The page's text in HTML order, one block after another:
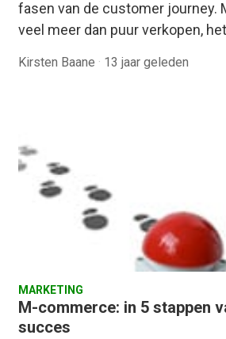
fasen van de customer journey.
veel meer dan puur verkopen,
Kirsten Baane · 13 jaar geleden
MARKETING
M-commerce: in 5 stappen
succes